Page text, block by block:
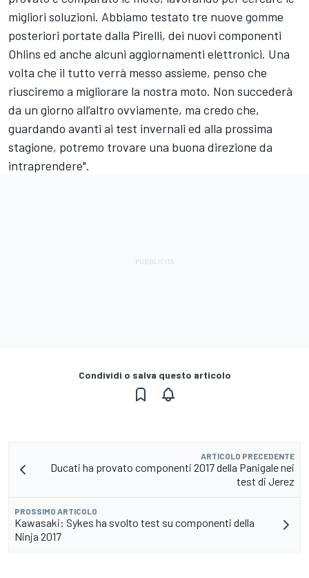
migliori soluzioni. Abbiamo testato tre nuove gomme
posteriori portate dalla Pirelli, dei nuovi componenti
Ohlins ed anche alcuni aggiornamenti elettronici. Una
volta che il tutto verrà messo assieme, penso che
riusciremo a migliorare la nostra moto. Non succederà
da un giorno all’altro ovviamente, ma credo che,
guardando avanti ai test invernali ed alla prossima
stagione, potremo trovare una buona direzione da
intraprendere".
Condividi o salva questo articolo
ARTICOLO PRECEDENTE
Ducati ha provato componenti 2017 della Panigale nei
test di Jerez
PROSSIMO ARTICOLO
Kawasaki: Sykes ha svolto test su componenti della
Ninja 2017